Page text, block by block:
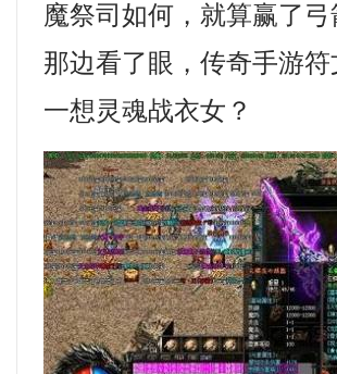
魔祭司如何，就算赢了
那边看了眼，传奇手游
一想灵魂战衣女？